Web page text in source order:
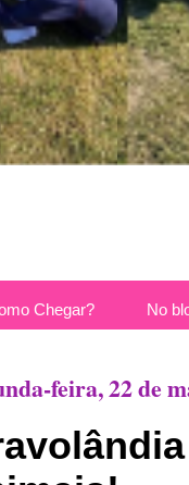
Chegar? No
feira, 22 de